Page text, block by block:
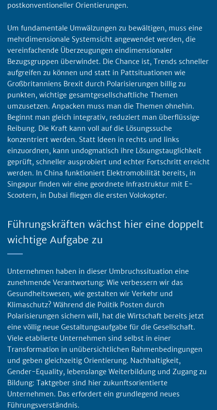
postkonventioneller Orientierungen.
Um fundamentale Umwälzungen zu bewältigen, muss eine
mehrdimensionale Systemsicht angewendet werden, die
vereinfachende Überzeugungen eindimensionaler
Bezugsgruppen überwindet. Die Chance ist, Trends schneller
aufgreifen zu können und statt in Pattsituationen wie
Großbritanniens Brexit durch Polarisierungen billig zu
punkten, wichtige gesamtgesellschaftliche Themen
umzusetzen. Anpacken muss man die Themen ohnehin.
Beginnt man gleich integrativ, reduziert man überflüssige
Reibung. Die Kraft kann voll auf die Lösungssuche
konzentriert werden. Statt Ideen in rechts und links
einzuordnen, kann undogmatisch ihre Lösungstauglichkeit
geprüft, schneller ausprobiert und echter Fortschritt erreicht
werden. In China funktioniert Elektromobilität bereits, in
Singapur finden wir eine geordnete Infrastruktur mit E-
Scootern, in Dubai fliegen die ersten Volokopter.
Führungskräften wächst hier eine doppelt
wichtige Aufgabe zu
Unternehmen haben in dieser Umbruchssituation eine
zunehmende Verantwortung: Wie verbessern wir das
Gesundheitswesen, wie gestalten wir Verkehr und
Klimaschutz? Während die Politik Posten durch
Polarisierungen sichern will, hat die Wirtschaft bereits jetzt
eine völlig neue Gestaltungsaufgabe für die Gesellschaft.
Viele etablierte Unternehmen sind selbst in einer
Transformation in unübersichtlichen Rahmenbedingungen
und geben gleichzeitig Orientierung. Nachhaltigkeit,
Gender-Equality, lebenslange Weiterbildung und Zugang zu
Bildung: Taktgeber sind hier zukunftsorientierte
Unternehmen. Das erfordert ein grundlegend neues
Führungsverständnis.